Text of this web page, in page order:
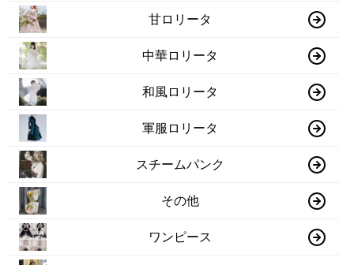
甘ロリータ
中華ロリータ
和風ロリータ
軍服ロリータ
スチームパンク
その他
ワンピース